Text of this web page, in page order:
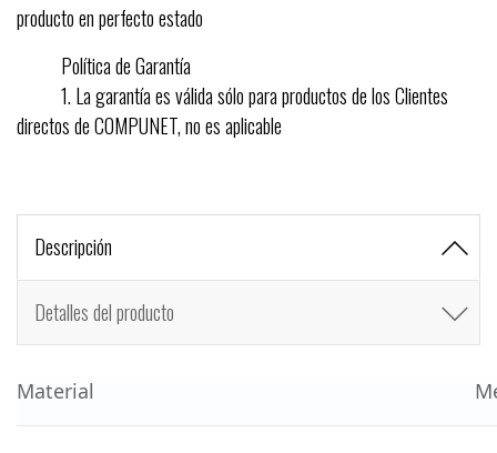
producto en perfecto estado
Política de Garantía
1. La garantía es válida sólo para productos de los Clientes
directos de COMPUNET, no es aplicable
Descripción
Detalles del producto
Material